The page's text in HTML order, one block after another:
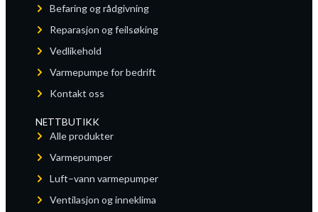
Befaring og rådgivning
Reparasjon og feilsøking
Vedlikehold
Varmepumpe for bedrift
Kontakt oss
NETTBUTIKK
Alle produkter
Varmepumper
Luft–vann varmepumper
Ventilasjon og inneklima